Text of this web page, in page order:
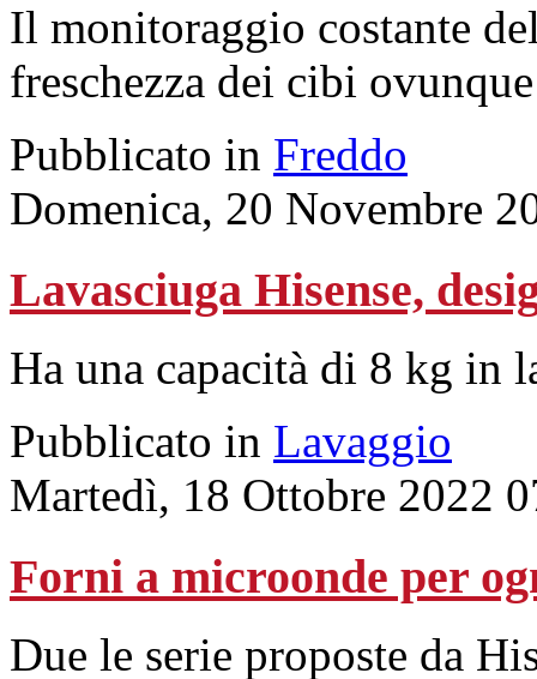
Il monitoraggio costante
freschezza dei cibi
Pubblicato in Freddo
Domenica, 20 Novembre
Lavasciuga Hisense,
Ha una capacità di 8 kg in
Pubblicato in Lavaggio
Martedì, 18 Ottobre 2022
Forni a microonde per
Due le serie proposte da